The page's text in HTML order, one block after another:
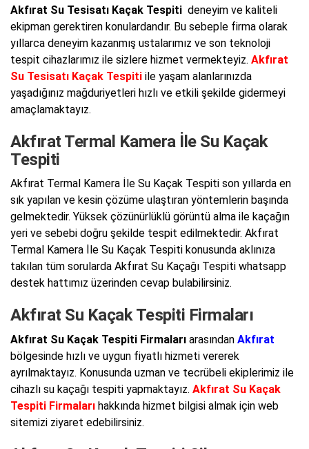
Akfırat Su Tesisatı Kaçak Tespiti deneyim ve kaliteli
ekipman gerektiren konulardandır. Bu sebeple firma olarak
yıllarca deneyim kazanmış ustalarımız ve son teknoloji
tespit cihazlarımız ile sizlere hizmet vermekteyiz. Akfırat
Su Tesisatı Kaçak Tespiti ile yaşam alanlarınızda
yaşadığınız mağduriyetleri hızlı ve etkili şekilde gidermeyi
amaçlamaktayız.
Akfırat Termal Kamera İle Su Kaçak
Tespiti
Akfırat Termal Kamera İle Su Kaçak Tespiti son yıllarda en
sık yapılan ve kesin çözüme ulaştıran yöntemlerin başında
gelmektedir. Yüksek çözünürlüklü görüntü alma ile kaçağın
yeri ve sebebi doğru şekilde tespit edilmektedir. Akfırat
Termal Kamera İle Su Kaçak Tespiti konusunda aklınıza
takılan tüm sorularda Akfırat Su Kaçağı Tespiti whatsapp
destek hattımız üzerinden cevap bulabilirsiniz.
Akfırat Su Kaçak Tespiti Firmaları
Akfırat Su Kaçak Tespiti Firmaları arasından Akfırat
bölgesinde hızlı ve uygun fiyatlı hizmeti vererek
ayrılmaktayız. Konusunda uzman ve tecrübeli ekiplerimiz ile
cihazlı su kaçağı tespiti yapmaktayız. Akfırat Su Kaçak
Tespiti Firmaları hakkında hizmet bilgisi almak için web
sitemizi ziyaret edebilirsiniz.